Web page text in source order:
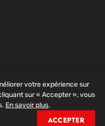
réservés.
votre expérience sur
sur « Accepter », vous
En savoir plus.
ACCEPTER